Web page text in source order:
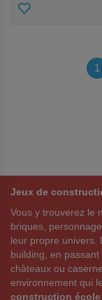
AJOUTER
Page1
Jeux de
Vous y trouverez le
briques,
leur propre univers.
building, en
châteaux ou
environnement qui
construction école